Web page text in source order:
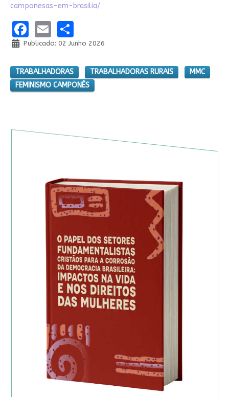
camponesas-em-brasilia/
Facebook
EmailShare
Publicado: 02 Junho 2026
TRABALHADORAS TRABALHADORAS RURAIS
MMC
FEMINISMO CAMPONÊS